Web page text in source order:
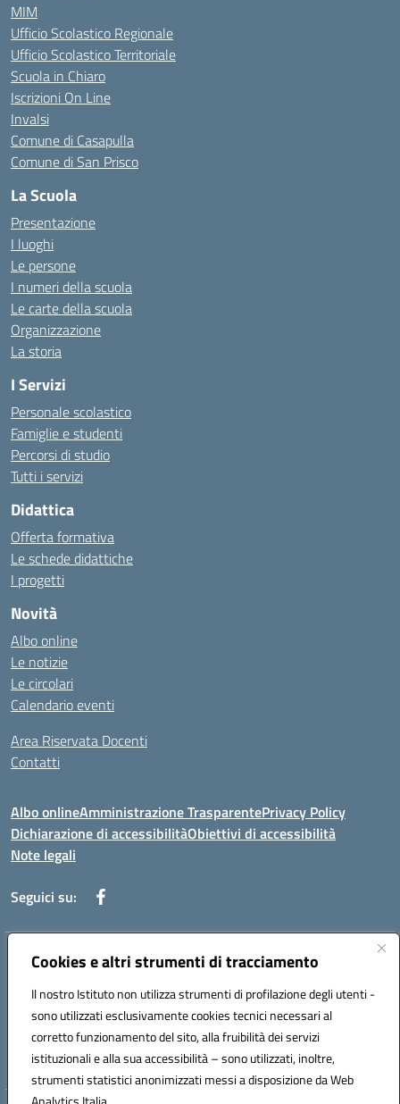
Cookies e altri strumenti di tracciamento
Il nostro Istituto non utilizza strumenti di profilazione degli utenti -
sono utilizzati esclusivamente cookies tecnici necessari al
corretto funzionamento del sito, alla fruibilità dei servizi
istituzionali e alla sua accessibilità – sono utilizzati, inoltre,
strumenti statistici anonimizzati messi a disposizione da Web
MIM
Ufficio Scolastico Regionale
Ufficio Scolastico Territoriale
Scuola in Chiaro
Iscrizioni On Line
Invalsi
Comune di Casapulla
Comune di San Prisco
La Scuola
Presentazione
I luoghi
Le persone
I numeri della scuola
Le carte della scuola
Organizzazione
La storia
I Servizi
Personale scolastico
Famiglie e studenti
Percorsi di studio
Tutti i servizi
Didattica
Offerta formativa
Le schede didattiche
I progetti
Novità
Albo online
Le notizie
Le circolari
Calendario eventi
Area Riservata Docenti
Contatti
Albo onlineAmministrazione TrasparentePrivacy Policy
Dichiarazione di accessibilitàObiettivi di accessibilità
Note legali
Seguici su:
Indirizzo:Via Rimembranza,33 – 81020 Casapulla (CE)
Posta elettronica certificata (PEC):ceic82800v@pec.istruzione.it
Codice fiscale: 94007130613
Codice meccanografico: CEIC82800V